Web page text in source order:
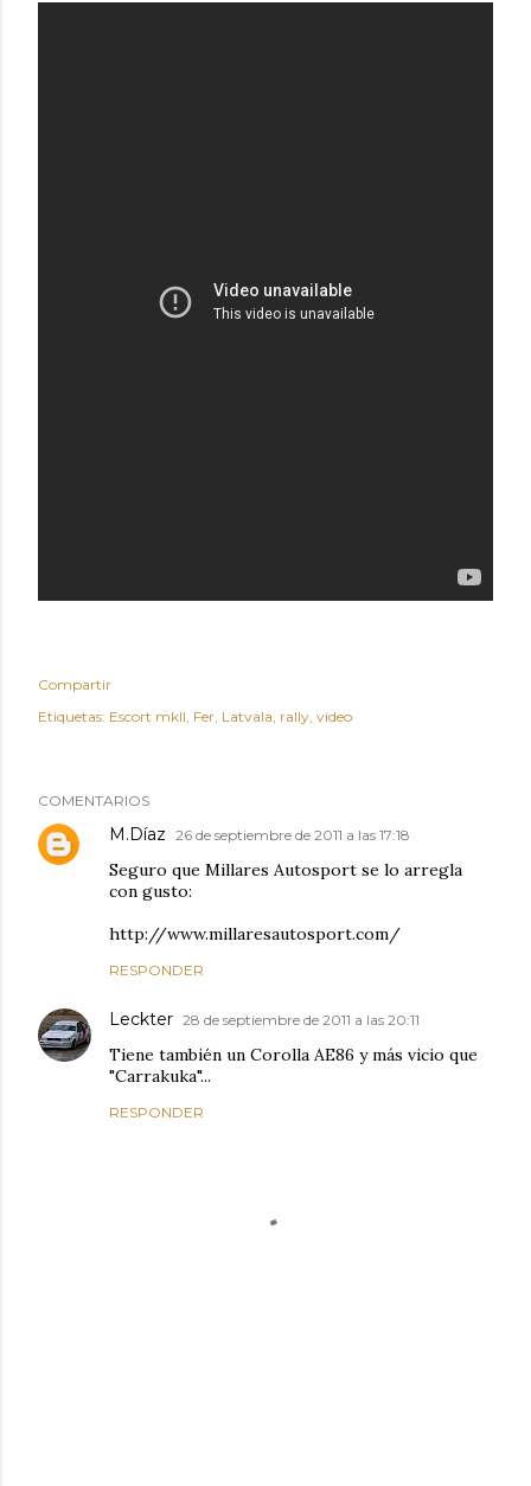
Compartir
Etiquetas: Escort mkII Fer Latvala rally video
COMENTARIOS
M.Díaz 26 de septiembre de 2011 a las 17:18
Seguro que Millares Autosport se lo arregla
con gusto:
http://www.millaresautosport.com/
RESPONDER
Leckter 28 de septiembre de 2011 a las 20:11
Tiene también un Corolla AE86 y más vicio que
"Carrakuka"...
RESPONDER